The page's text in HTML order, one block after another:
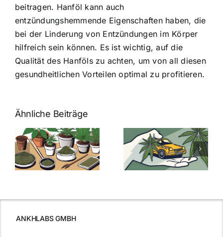
beitragen. Hanföl kann auch
entzündungshemmende Eigenschaften haben, die
bei der Linderung von Entzündungen im Körper
hilfreich sein können. Es ist wichtig, auf die
Qualität des Hanföls zu achten, um von all diesen
gesundheitlichen Vorteilen optimal zu profitieren.
Ähnliche Beiträge
Neue THC-
Grenzwert-
Regelung:
Was Sie über
Cannabis und
müssen
Cannabis
Samen
kaufen: Alles
was Sie
ANKHLABS GMBH